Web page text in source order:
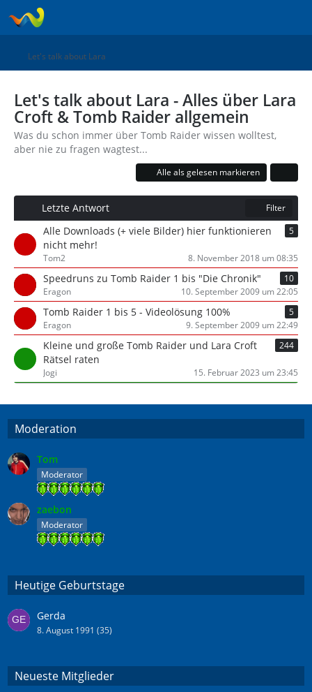
Let's talk about Lara
Let's talk about Lara - Alles über Lara
Croft & Tomb Raider allgemein
Was du schon immer über Tomb Raider wissen wolltest,
aber nie zu fragen wagtest...
Alle als gelesen markieren
Letzte Antwort Filter
Alle Downloads (+ viele Bilder) hier funktionieren
nicht mehr!
5
Tom2 8. November 2018 um 08:35
Speedruns zu Tomb Raider 1 bis "Die Chronik"
10
Eragon
10. September 2009 um 22:05
Tomb Raider 1 bis 5 - Videolösung 100%
5
Eragon
9. September 2009 um 22:49
Kleine und große Tomb Raider und Lara Croft
Rätsel raten
244
Jogi 15. Februar 2023 um 23:45
Moderation
Tom
Moderator
zaebon
Moderator
Heutige Geburtstage
Gerda
8. August 1991 (35)
Neueste Mitglieder